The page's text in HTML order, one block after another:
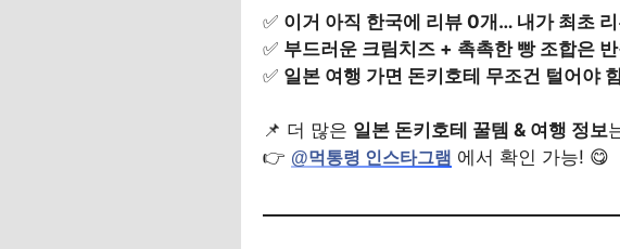
✅ 이거 아직 한국에 리뷰 0개… 내가 최초
✅ 부드러운 크림치즈 + 촉촉한 빵 조합은
✅ 일본 여행 가면 돈키호테 무조건 털어야
📌 더 많은 일본 돈키호테 꿀템 & 여행 정보
👉 @먹통령 인스타그램 에서 확인 가능! 😋